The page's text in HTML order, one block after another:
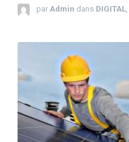
par Admin dans DIGITAL,